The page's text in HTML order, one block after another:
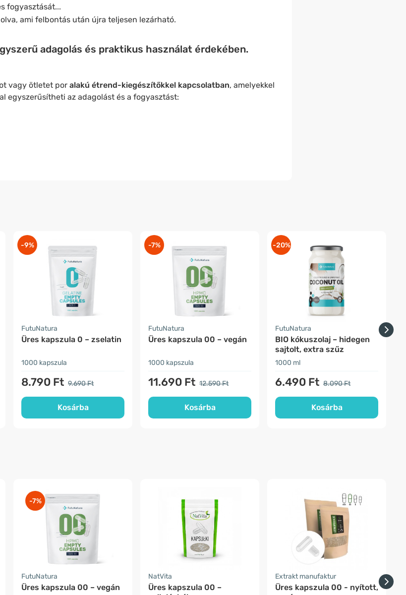
fogyasztását...
ami felbontás után újra teljesen lezárható.
adagolás és praktikus használat érdekében.
vagy ötletet por alakú étrend-kiegészítőkkel kapcsolatban, amelyekkel
egyszerűsítheti az adagolást és a fogyasztást:
-9%
FutuNatura
Üres kapszula 0 – zselatin
1000 kapszula
8.790 Ft 9.690 Ft
Kosárba
-7%
FutuNatura
Üres kapszula 00 – vegán
1000 kapszula
11.690 Ft 12.590 Ft
Kosárba
-20%
FutuNatura
BIO kókuszolaj – hidegen
sajtolt, extra szűz
1000 ml
6.490 Ft 8.090 Ft
Kosárba
-7%
FutuNatura
Üres kapszula 00 – vegán
NatVita
Üres kapszula 00 –
Extrakt manufaktur
Üres kapszula 00 - nyított,